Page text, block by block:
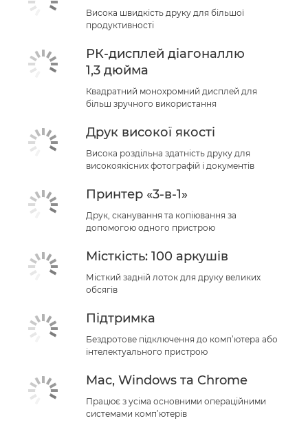
Висока швидкість друку для більшої
продуктивності
РК-дисплей діагоналлю
1,3 дюйма
Квадратний монохромний дисплей для
більш зручного використання
Друк високої якості
Висока роздільна здатність друку для
високоякісних фотографій і документів
Принтер «3-в-1»
Друк, сканування та копіювання за
допомогою одного пристрою
Місткість: 100 аркушів
Місткий задній лоток для друку великих
обсягів
Підтримка
Бездротове підключення до комп’ютера або
інтелектуального пристрою
Mac, Windows та Chrome
Працює з усіма основними операційними
системами комп’ютерів